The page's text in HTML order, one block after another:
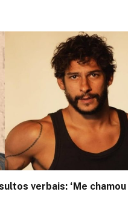
verbais: ‘Me chamou